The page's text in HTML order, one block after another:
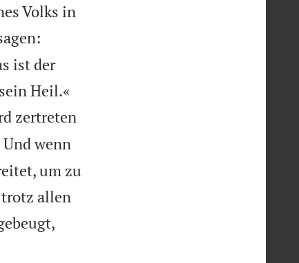
Volks in
ist der
Heil.«
zertreten
Und wenn
um zu
allen